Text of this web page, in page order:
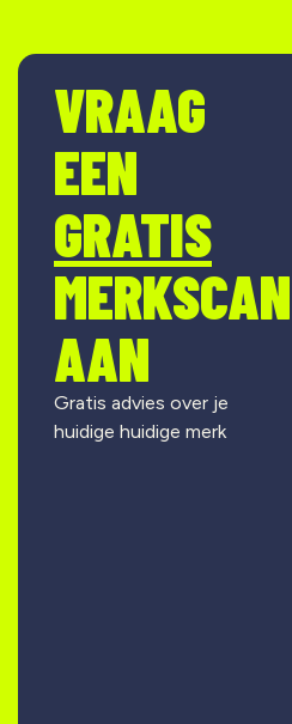
VRAAG
EEN
GRATIS
MERKSCAN
AAN
Gratis advies over je
huidige huidige merk